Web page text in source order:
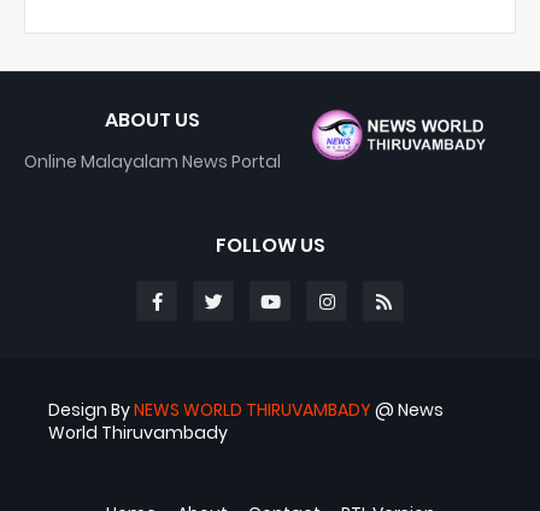
ABOUT US
Online Malayalam News Portal
FOLLOW US
Design ByNEWS WORLD THIRUVAMBADY @ News
World Thiruvambady